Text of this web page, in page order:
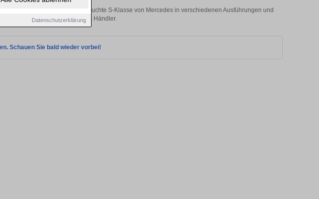
Datenschutzerklärung
Entdecken Sie gebrauchte S-Klasse von Mercedes in verschiedenen Ausführungen und
Preisklassen von privat und vom Händler.
Schauen Sie bald wieder vorbei!